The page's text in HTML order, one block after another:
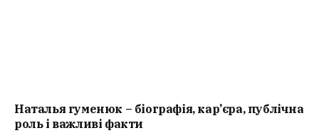
Наталья гуменюк – біографія, кар’єра, публічна
роль і важливі факти